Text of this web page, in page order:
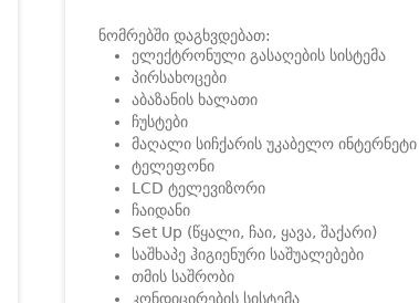
ნომრებში დაგხვდებათ:
ელექტრონული გასაღების სისტემა
პირსახოცები
აბაზანის ხალათი
ჩუსტები
მაღალი სიჩქარის უკაბელო ინტერნეტი
ტელეფონი
LCD ტელევიზორი
ჩაიდანი
Set Up (წყალი, ჩაი, ყავა, შაქარი)
საშხაპე ჰიგიენური საშუალებები
თმის საშრობი
კონდიცირების სისტემა